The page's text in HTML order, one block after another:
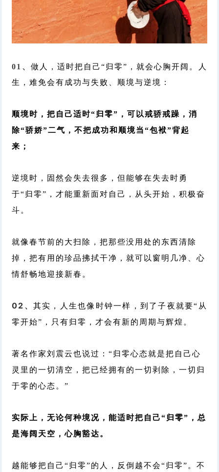
01、 做人，适时把自己“归零”，就会心胸开阔。人
生，难免会有成功与失败、顺境与逆境：
顺境时，把自己适时“归零”，可以戒骄戒躁 ，消
除“骄娇”二气，不把成功和顺境当“包袱”背起
来；
逆境时，固然会失去很多，但能够在失去时勇
于“归零”，才能重新面对自己，从头开始，积极奋
斗。
就像春节前的大扫除，把那些没用处的东西清除
掉，把有用的珍品拂拭干净，就可以窗明几净、心
情舒畅地迎接新春。
02、 其实，人生也像时钟一样，到了子夜就要“从
零开始”，只有归零，才会有新的周期与辉煌。
著名作家刘震云也说过：“归零心态就是把自己心
灵里的一切清空，把已经拥有的一切剥除，一切归
于零的心态。”
实际上，无论何种境况，能适时把自己“归零”，总
是海阔天空，心胸豁达。
越能够把自己“归零”的人，反倒越不会“归零”。不